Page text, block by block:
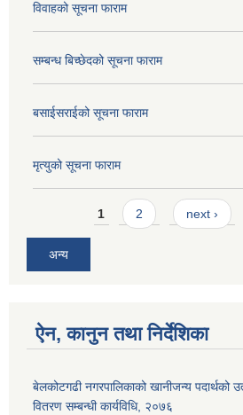
विवाहको सूचना फाराम
सम्बन्ध बिच्छेदको सूचना फाराम
बसाईसराईको सूचना फाराम
मृत्युको सूचना फाराम
Pages1 2 next ›
अन्य
ऐन, कानुन तथा निर्देशिका
बेलकोटगढी नगरपालिकाको खानीजन्य पदार्थको
वितरण सम्बन्धी कार्यविधि, २०७६